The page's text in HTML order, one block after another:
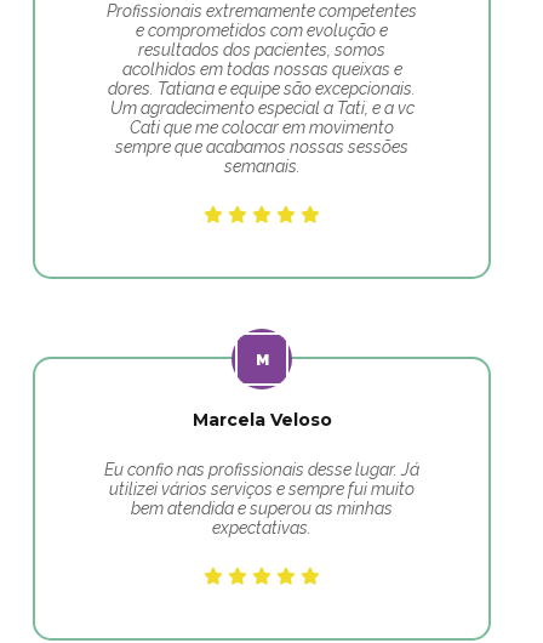
Profissionais extremamente competentes
e comprometidos com evolução e
resultados dos pacientes, somos
acolhidos em todas nossas queixas e
dores. Tatiana e equipe são excepcionais.
Um agradecimento especial a Tati, e a vc
Cati que me colocar em movimento
sempre que acabamos nossas sessões
semanais.
Marcela Veloso
Eu confio nas profissionais desse lugar. Já
utilizei vários serviços e sempre fui muito
bem atendida e superou as minhas
expectativas.